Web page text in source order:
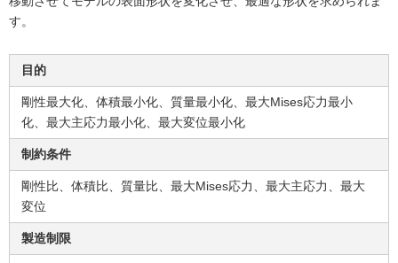
す。
目的
剛性最大化、体積最小化、質量最小化、最大Mises応力最小
化、最大主応力最小化、最大変位最小化
制約条件
剛性比、体積比、質量比、最大Mises応力、最大主応力、最大
変位
製造制限